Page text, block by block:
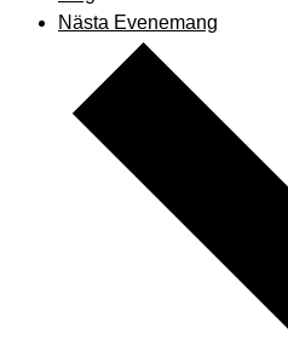
Nästa Evenemang